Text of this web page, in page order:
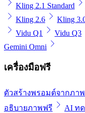
Kling 2.1 Standard
Kling 2.6
Kling
Vidu Q1
Vidu Q3
Gemini Omni
เครื่องมือฟรี
ตัวสร้างพรอมต์จากภา
อธิบายภาพฟรี
AI ท